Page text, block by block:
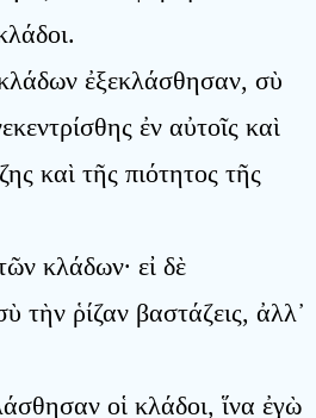
ἐξεκλάσθησαν, σὺ
ἐν αὐτοῖς καὶ
καὶ τῆς πιότητος τῆς
κλάδων· εἰ δὲ
τὴν ῥίζαν βαστάζεις, ἀλλ᾿
οἱ κλάδοι, ἵνα ἐγὼ